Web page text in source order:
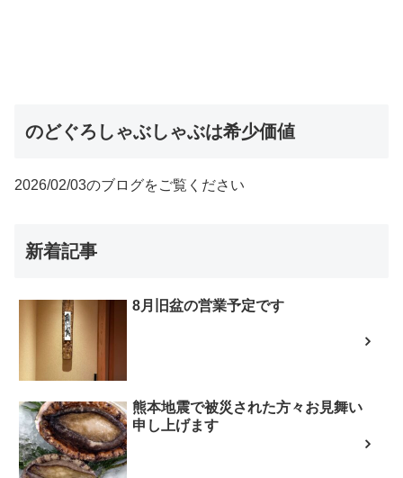
のどぐろしゃぶしゃぶは希少価値
2026/02/03のブログをご覧ください
新着記事
8月旧盆の営業予定です
熊本地震で被災された方々お見舞い
申し上げます